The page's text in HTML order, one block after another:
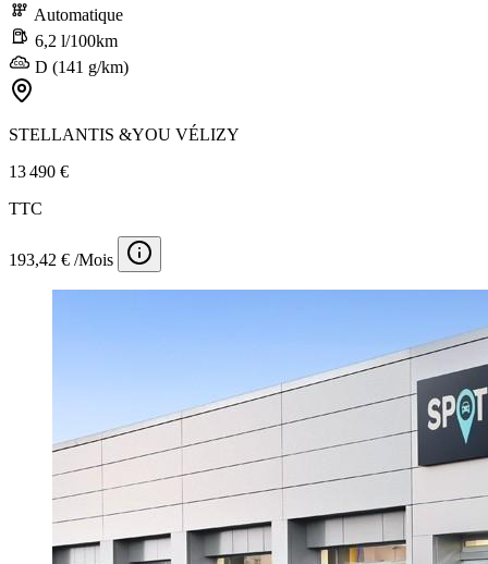
Automatique
6,2 l/100km
D (141 g/km)
STELLANTIS &YOU VÉLIZY
13 490 €
TTC
193,42 € /Mois